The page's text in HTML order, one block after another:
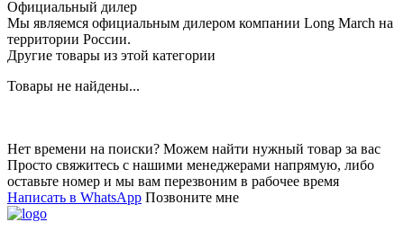
Официальный дилер
Мы являемся официальным дилером компании Long March на
территории России.
Другие товары из этой категории
Товары не найдены...
Нет времени на поиски? Можем найти нужный товар за вас
Просто свяжитесь с нашими менеджерами напрямую, либо
оставьте номер и мы вам перезвоним в рабочее время
Написать в WhatsApp Позвоните мне